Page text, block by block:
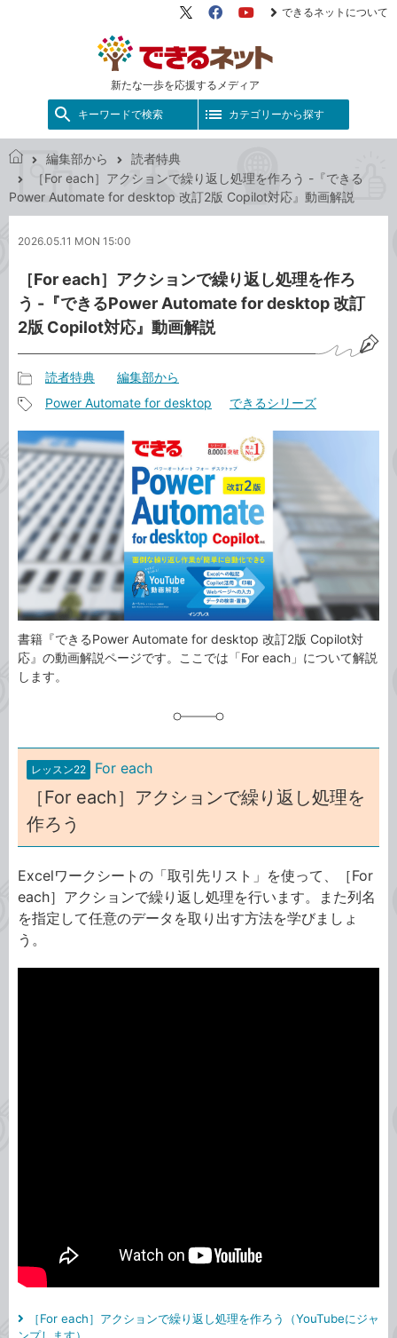
新たな一歩を応援するメディア
X（旧
FacebookYouTube
できるネットについて
キーワードで検索 カテゴリーから探す
き
ッ
編集部から
読者特典
［For each］アクションで繰り返し処理を作ろう -『できる
Power Automate for desktop 改訂2版 Copilot対応』動画解説
2026.05.11 MON 15:00
［For each］アクションで繰り返し処理を作ろ
う -『できるPower Automate for desktop 改訂
2版 Copilot対応』動画解説
事
カ
テ
ゴ
リ
読者特典 編集部から
事
タ
グ
Power Automate for desktop できるシリーズ
書籍『できるPower Automate for desktop 改訂2版 Copilot対
応』の動画解説ページです。ここでは「For each」について解説
します。
レッスン22 For each
［For each］アクションで繰り返し処理を
作ろう
Excelワークシートの「取引先リスト」を使って、［For
each］アクションで繰り返し処理を行います。また列名
を指定して任意のデータを取り出す方法を学びましょ
う。
［For each］アクションで繰り返し処理を作ろう（YouTubeにジャ